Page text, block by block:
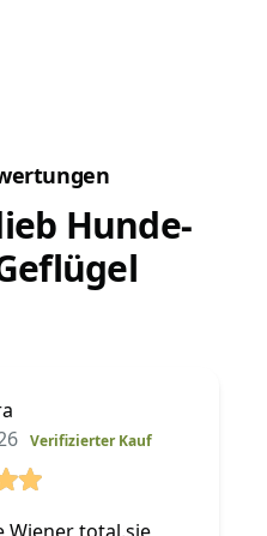
Hunde-
Verifizierter Kauf